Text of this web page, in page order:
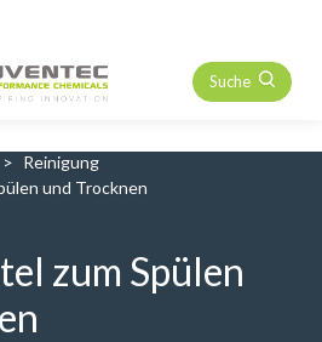
Suche
Reinigung
und Trocknen
zum Spülen